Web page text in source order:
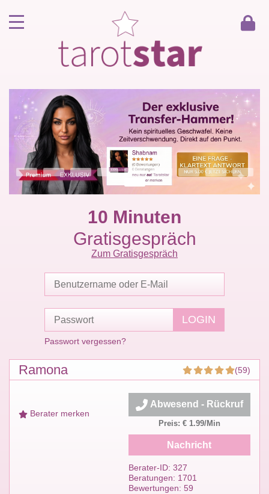
Kunde werden
Berater werden
Kartenlegen Gratisgespräch
Gästebuch
10 Minuten
Gratisgespräch
Zum Gratisgespräch
Passwort vergessen?
Ramona (59)
Berater merken
Abwesend - Rückruf
Preis: € 1.99/Min
Nachricht
Berater-ID: 327
Beratungen: 1701
Bewertungen: 59